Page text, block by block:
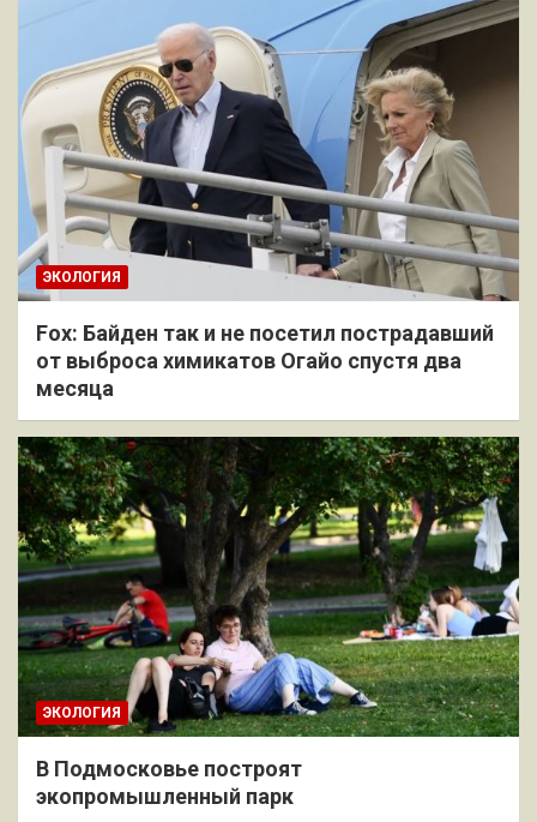
ЭКОЛОГИЯ
Fox: Байден так и не посетил пострадавший
от выброса химикатов Огайо спустя два
месяца
ЭКОЛОГИЯ
В Подмосковье построят
экопромышленный парк